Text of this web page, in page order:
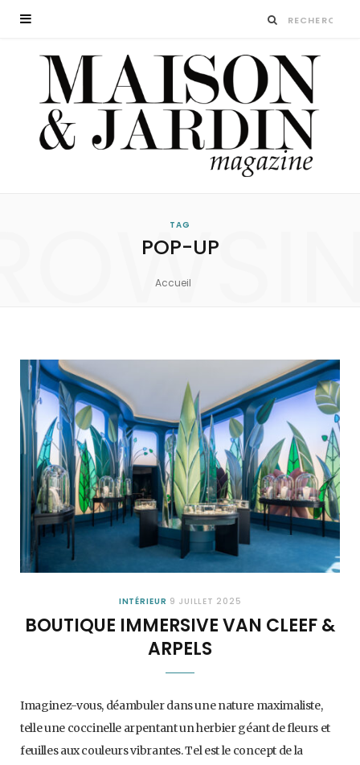
TAG
POP-UP
Accueil
INTÉRIEUR 9 JUILLET 2025
BOUTIQUE IMMERSIVE VAN CLEEF &
ARPELS
Imaginez-vous, déambuler dans une nature maximaliste,
telle une coccinelle arpentant un herbier géant de fleurs et
feuilles aux couleurs vibrantes. Tel est le concept de la